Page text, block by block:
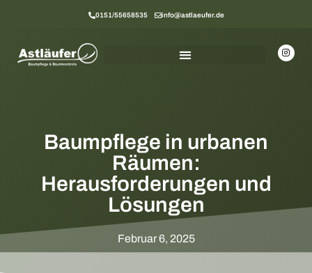
0151/55658535 info@astlaeufer.de
Baumpflege in urbanen
Räumen:
Herausforderungen und
Lösungen
Februar 6, 2025